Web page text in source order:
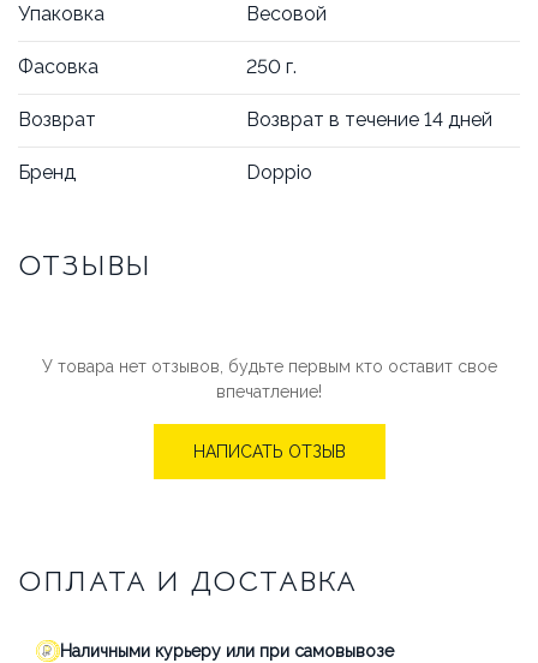
Упаковка Весовой
Фасовка 250 г.
Возврат Возврат в течение 14 дней
Бренд Doppio
ОТЗЫВЫ
У товара нет отзывов, будьте первым кто оставит свое
впечатление!
НАПИСАТЬ ОТЗЫВ
ОПЛАТА И ДОСТАВКА
Наличными курьеру или при самовывозе